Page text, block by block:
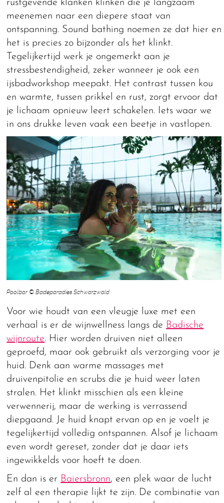
rustgevende klanken klinken die je langzaam
meenemen naar een diepere staat van
ontspanning. Sound bathing noemen ze dat hier en
het is precies zo bijzonder als het klinkt.
Tegelijkertijd werk je ongemerkt aan je
stressbestendigheid, zeker wanneer je ook een
ijsbadworkshop meepakt. Het contrast tussen kou
en warmte, tussen prikkel en rust, zorgt ervoor dat
je lichaam opnieuw leert schakelen. Iets waar we
in ons drukke leven vaak een beetje in vastlopen.
Poolbar © Badeparadies Schwarzwald
Voor wie houdt van een vleugje luxe met een
verhaal is er de wijnwellness langs de Badische
wijnroute. Hier worden druiven niet alleen
geproefd, maar ook gebruikt als verzorging voor je
huid. Denk aan warme massages met
druivenpitolie en scrubs die je huid weer laten
stralen. Het klinkt misschien als een kleine
verwennerij, maar de werking is verrassend
diepgaand. Je huid knapt ervan op en je voelt je
tegelijkertijd volledig ontspannen. Alsof je lichaam
even wordt gereset, zonder dat je daar iets
ingewikkelds voor hoeft te doen.
En dan is er Baiersbronn, een plek waar de lucht
zelf al een therapie lijkt te zijn. De combinatie van